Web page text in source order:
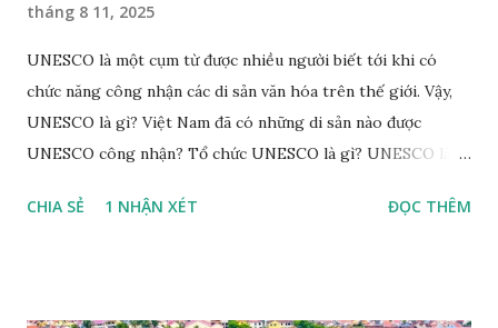
tháng 8 11, 2025
UNESCO là một cụm từ được nhiều người biết tới khi có
chức năng công nhận các di sản văn hóa trên thế giới. Vậy,
UNESCO là gì? Việt Nam đã có những di sản nào được
UNESCO công nhận? Tổ chức UNESCO là gì? UNESCO là
Liên hợp quốc (United Nations Educational Scientific and
CHIA SẺ 1 NHẬN XÉT ĐỌC THÊM